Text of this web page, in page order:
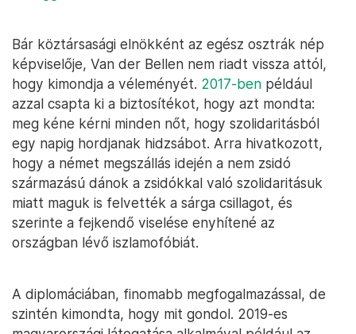
Bár köztársasági elnökként az egész osztrák nép
képviselője, Van der Bellen nem riadt vissza attól,
hogy kimondja a véleményét. 2017-ben például
azzal csapta ki a biztosítékot, hogy azt mondta:
meg kéne kérni minden nőt, hogy szolidaritásból
egy napig hordjanak hidzsábot. Arra hivatkozott,
hogy a német megszállás idején a nem zsidó
származású dánok a zsidókkal való szolidaritásuk
miatt maguk is felvették a sárga csillagot, és
szerinte a fejkendő viselése enyhítené az
országban lévő iszlamofóbiát.
A diplomáciában, finomabb megfogalmazással, de
szintén kimondta, hogy mit gondol. 2019-es